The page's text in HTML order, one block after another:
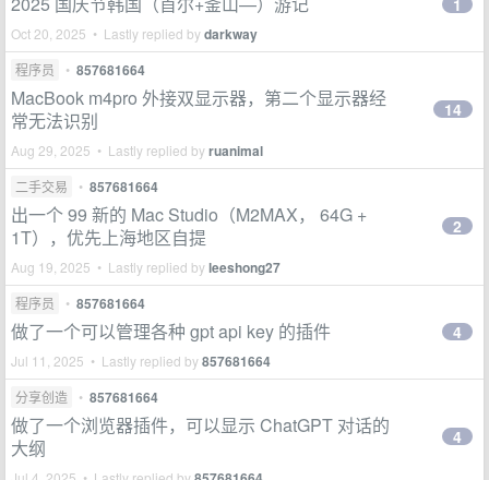
Oct 20, 2025 • Lastly replied bydarkway
1
程序员 • 857681664
MacBook m4pro 外接双显示器，第二个显示器经
常无法识别
Aug 29, 2025 • Lastly replied byruanimal
14
二手交易 • 857681664
出一个 99 新的 Mac Studio（M2MAX， 64G +
1T），优先上海地区自提
Aug 19, 2025 • Lastly replied byleeshong27
2
程序员 • 857681664
做了一个可以管理各种 gpt api key 的插件
Jul 11, 2025 • Lastly replied by857681664
4
分享创造 • 857681664
做了一个浏览器插件，可以显示 ChatGPT 对话的
大纲
4